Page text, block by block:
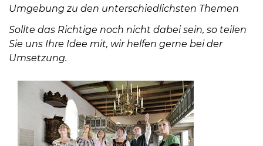
Umgebung zu den unterschiedlichsten Themen
Sollte das Richtige noch nicht dabei sein, so teilen
Sie uns Ihre Idee mit, wir helfen gerne bei der
Umsetzung.